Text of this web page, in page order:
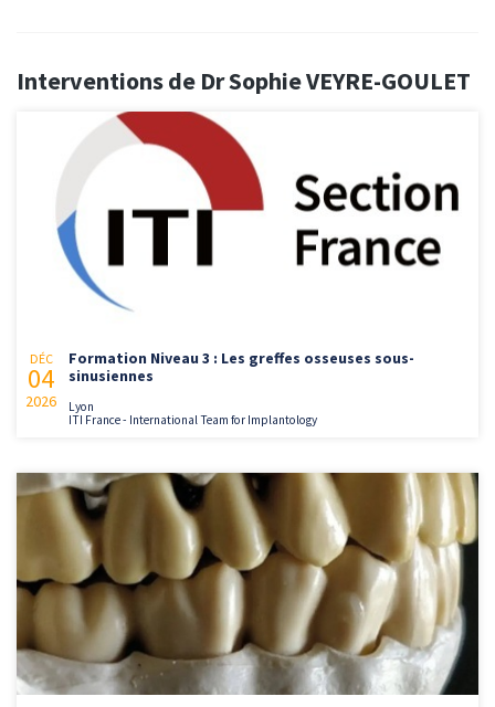
Interventions de Dr Sophie VEYRE-GOULET
DÉC
04
2026
Formation Niveau 3 : Les greffes osseuses sous-
sinusiennes
Lyon
ITI France - International Team for Implantology